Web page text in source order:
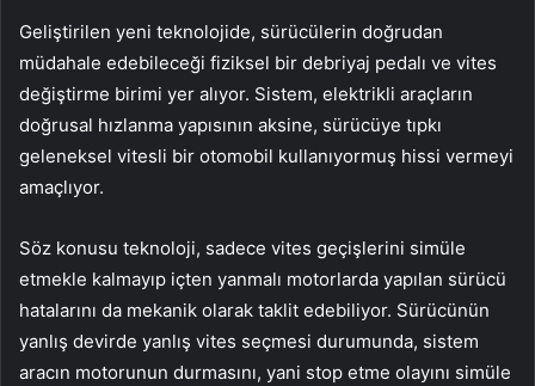
Geliştirilen yeni teknolojide, sürücülerin doğrudan
müdahale edebileceği fiziksel bir debriyaj pedalı ve vites
değiştirme birimi yer alıyor. Sistem, elektrikli araçların
doğrusal hızlanma yapısının aksine, sürücüye tıpkı
geleneksel vitesli bir otomobil kullanıyormuş hissi vermeyi
amaçlıyor.
Söz konusu teknoloji, sadece vites geçişlerini simüle
etmekle kalmayıp içten yanmalı motorlarda yapılan sürücü
hatalarını da mekanik olarak taklit edebiliyor. Sürücünün
yanlış devirde yanlış vites seçmesi durumunda, sistem
aracın motorunun durmasını, yani stop etme olayını simüle